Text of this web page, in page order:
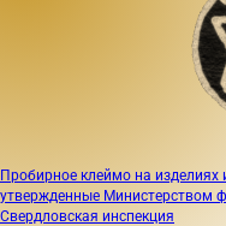
Пробирное клеймо на изделиях
утвержденные Министерством
Свердловская инспекция